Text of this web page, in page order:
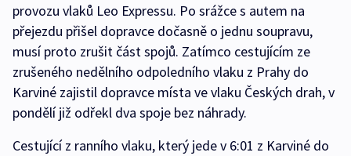
provozu vlaků Leo Expressu. Po srážce s autem na
přejezdu přišel dopravce dočasně o jednu soupravu,
musí proto zrušit část spojů. Zatímco cestujícím ze
zrušeného nedělního odpoledního vlaku z Prahy do
Karviné zajistil dopravce místa ve vlaku Českých drah, v
pondělí již odřekl dva spoje bez náhrady.
Cestující z ranního vlaku, který jede v 6:01 z Karviné do